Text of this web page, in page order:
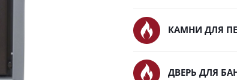
КАМНИ ДЛЯ
ДВЕРЬ ДЛЯ